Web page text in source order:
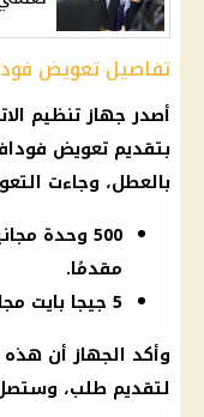
تفاصيل تعويض
أصدرجهاز تنظيم
بتقديم تعويض
بالعطل، وجاءت
500 وحدة
مقدمًا.
5 جيجا بايت مجانية لعملاء الفاتورة الشهرية.
وأكد الجهاز أن هذه
لتقديم طلب،